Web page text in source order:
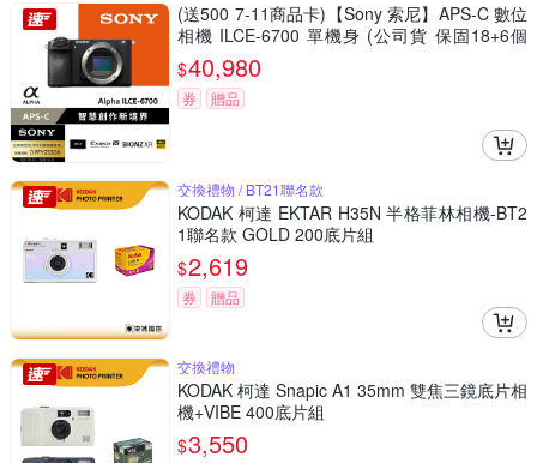
(送500 7-11商品卡)【Sony 索尼】APS-C 數位
相機 ILCE-6700 單機身 (公司貨 保固18+6個
月)
$40,980
券 贈品
交換禮物 / BT21聯名款
KODAK 柯達 EKTAR H35N 半格菲林相機-BT2
1聯名款 GOLD 200底片組
$2,619
券 贈品
交換禮物
KODAK 柯達 Snapic A1 35mm 雙焦三鏡底片相
機+VIBE 400底片組
$3,550